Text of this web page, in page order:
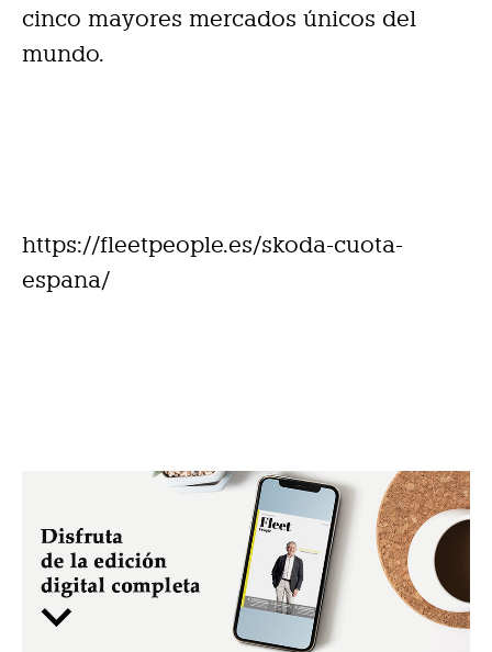
cinco mayores mercados únicos del
mundo.
https://fleetpeople.es/skoda-cuota-
espana/